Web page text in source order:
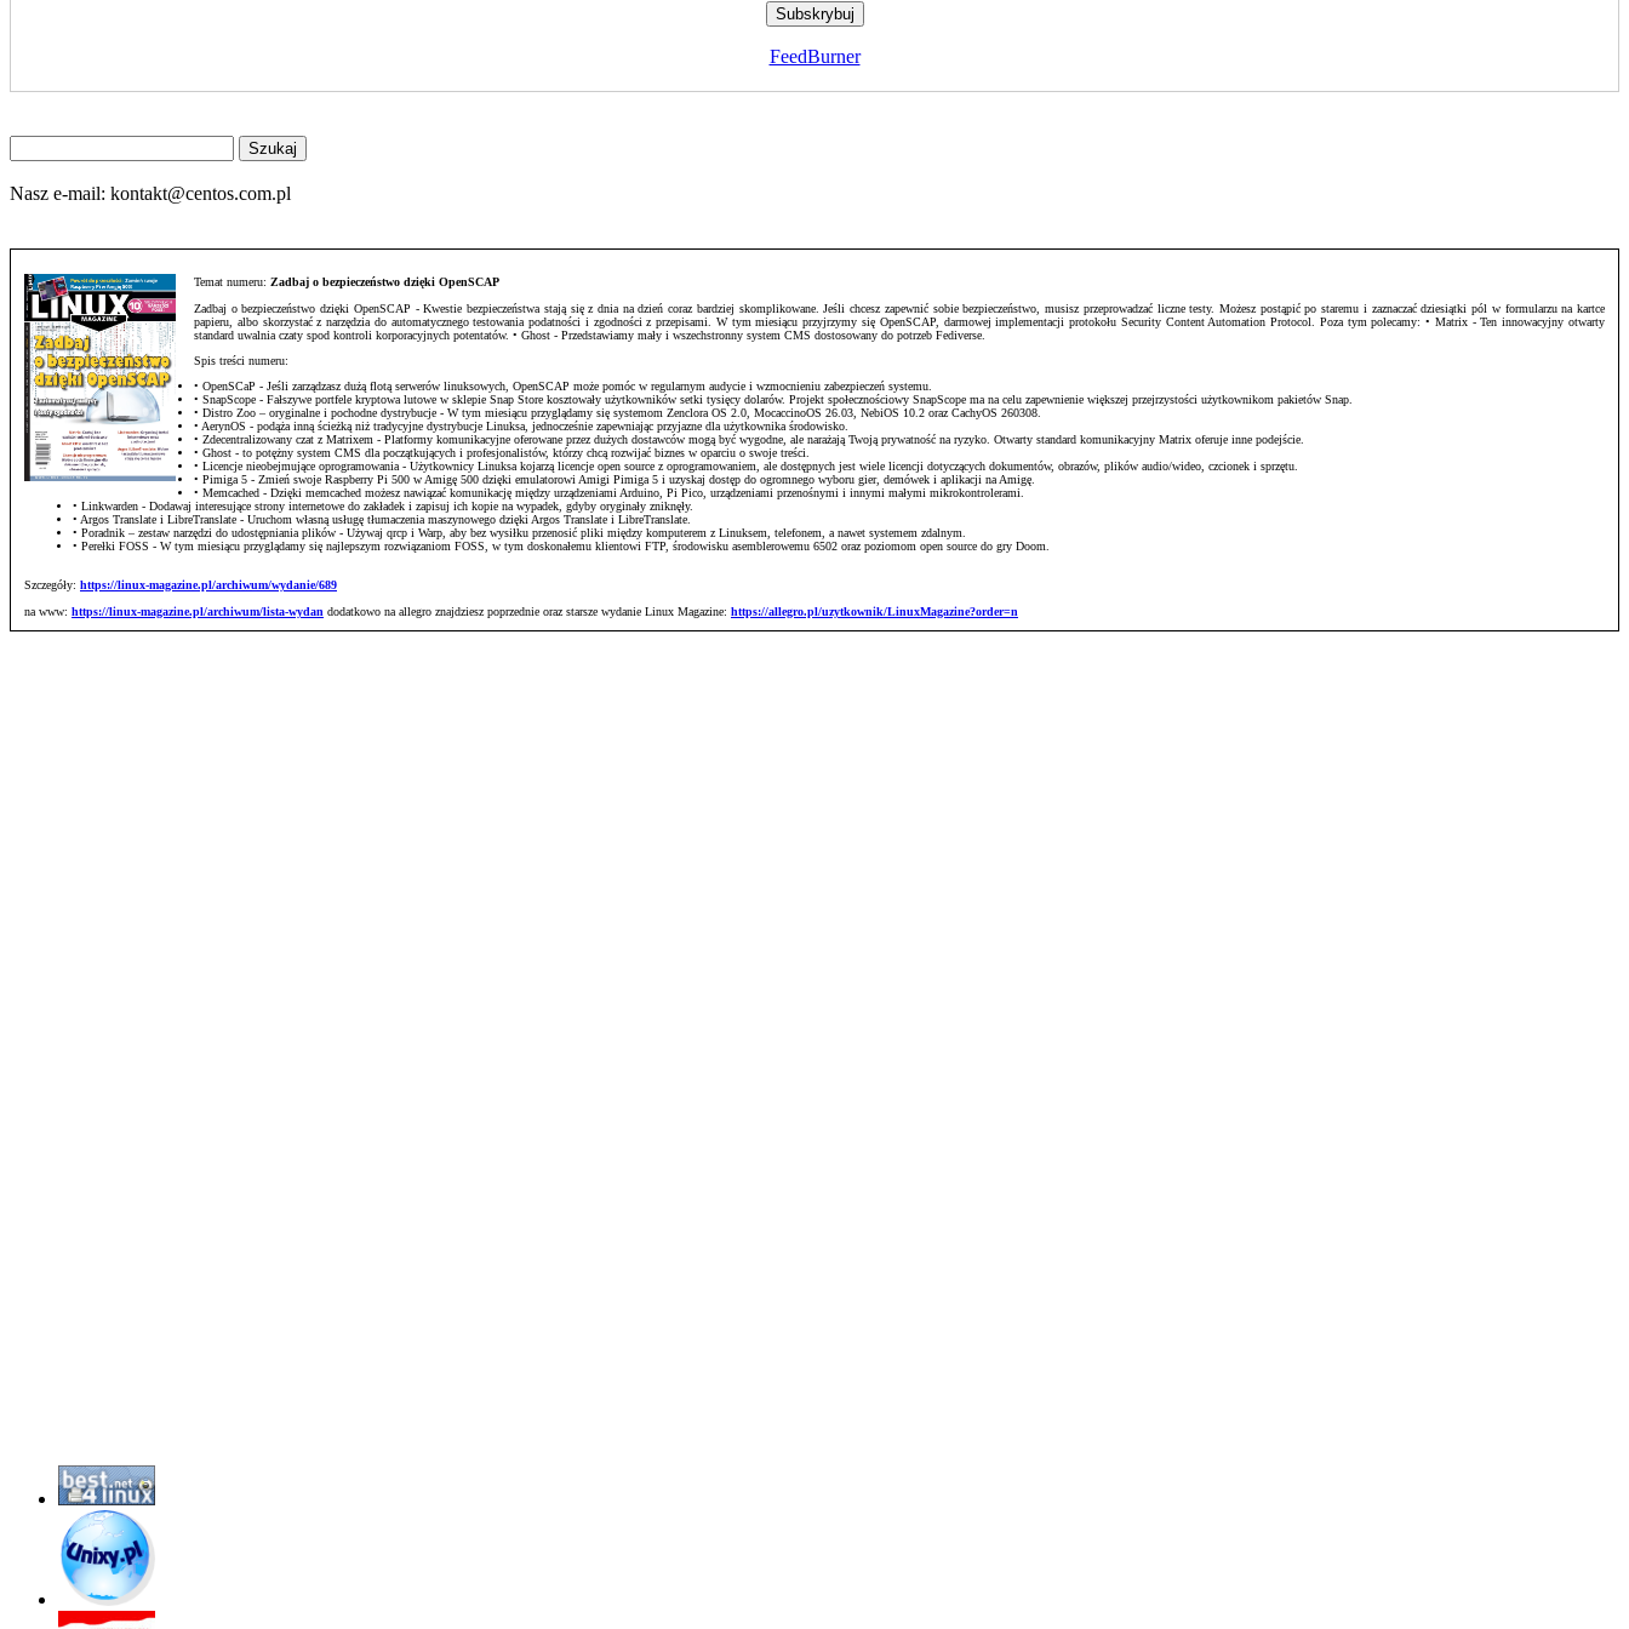
FeedBurner
na
stronie
Nasz e-mail: kontakt@centos.com.pl
Temat numeru: Zadbaj o bezpieczeństwo dzięki OpenSCAP
Zadbaj o bezpieczeństwo dzięki OpenSCAP - Kwestie bezpieczeństwa stają się z dnia na dzień coraz bardziej skomplikowane. Jeśli chcesz zapewnić sobie bezpieczeństwo, musisz przeprowadzać liczne testy. Możesz postąpić po staremu i zaznaczać dziesiątki pól w formularzu na kartce
papieru, albo skorzystać z narzędzia do automatycznego testowania podatności i zgodności z przepisami. W tym miesiącu przyjrzymy się OpenSCAP, darmowej implementacji protokołu Security Content Automation Protocol. Poza tym polecamy: • Matrix - Ten innowacyjny otwarty
standard uwalnia czaty spod kontroli korporacyjnych potentatów. • Ghost - Przedstawiamy mały i wszechstronny system CMS dostosowany do potrzeb Fediverse.
Spis treści numeru:
• OpenSCaP - Jeśli zarządzasz dużą flotą serwerów linuksowych, OpenSCAP może pomóc w regularnym audycie i wzmocnieniu zabezpieczeń systemu.
• SnapScope - Fałszywe portfele kryptowa lutowe w sklepie Snap Store kosztowały użytkowników setki tysięcy dolarów. Projekt społecznościowy SnapScope ma na celu zapewnienie większej przejrzystości użytkownikom pakietów Snap.
• Distro Zoo – oryginalne i pochodne dystrybucje - W tym miesiącu przyglądamy się systemom Zenclora OS 2.0, MocaccinoOS 26.03, NebiOS 10.2 oraz CachyOS 260308.
• AerynOS - podąża inną ścieżką niż tradycyjne dystrybucje Linuksa, jednocześnie zapewniając przyjazne dla użytkownika środowisko.
• Zdecentralizowany czat z Matrixem - Platformy komunikacyjne oferowane przez dużych dostawców mogą być wygodne, ale narażają Twoją prywatność na ryzyko. Otwarty standard komunikacyjny Matrix oferuje inne podejście.
• Ghost - to potężny system CMS dla początkujących i profesjonalistów, którzy chcą rozwijać biznes w oparciu o swoje treści.
• Licencje nieobejmujące oprogramowania - Użytkownicy Linuksa kojarzą licencje open source z oprogramowaniem, ale dostępnych jest wiele licencji dotyczących dokumentów, obrazów, plików audio/wideo, czcionek i sprzętu.
• Pimiga 5 - Zmień swoje Raspberry Pi 500 w Amigę 500 dzięki emulatorowi Amigi Pimiga 5 i uzyskaj dostęp do ogromnego wyboru gier, demówek i aplikacji na Amigę.
• Memcached - Dzięki memcached możesz nawiązać komunikację między urządzeniami Arduino, Pi Pico, urządzeniami przenośnymi i innymi małymi mikrokontrolerami.
• Linkwarden - Dodawaj interesujące strony internetowe do zakładek i zapisuj ich kopie na wypadek, gdyby oryginały zniknęły.
• Argos Translate i LibreTranslate - Uruchom własną usługę tłumaczenia maszynowego dzięki Argos Translate i LibreTranslate.
• Poradnik – zestaw narzędzi do udostępniania plików - Używaj qrcp i Warp, aby bez wysiłku przenosić pliki między komputerem z Linuksem, telefonem, a nawet systemem zdalnym.
• Perełki FOSS - W tym miesiącu przyglądamy się najlepszym rozwiązaniom FOSS, w tym doskonałemu klientowi FTP, środowisku asemblerowemu 6502 oraz poziomom open source do gry Doom.
Szczegóły: https://linux-magazine.pl/archiwum/wydanie/689
na www: https://linux-magazine.pl/archiwum/lista-wydan dodatkowo na allegro znajdziesz poprzednie oraz starsze wydanie Linux Magazine: https://allegro.pl/uzytkownik/LinuxMagazine?order=n